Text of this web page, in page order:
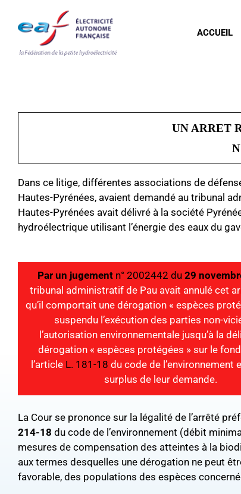
ACCUEIL
UN ARRET
Dans ce litige, différentes associations de
Hautes-Pyrénées, avaient demandé au tribunal
Hautes-Pyrénées avait délivré à la société
hydroélectrique utilisant l’énergie des eaux du
Par un jugement n° 2002442 du 29
tribunal administratif de Pau avait annulé cet
qu’il comportait une dérogation « espèces
suspendu l’exécution des parties non-
l’autorisation environnementale jusqu’à la
dérogation « espèces protégées » sur le
l’article L. 181-18 du code de l’environnement
surplus de leur demande.
La Cour se prononce sur la légalité de l’arrêté
214-18 du code de l’environnement (débit
mesures de compensation des atteintes à la
aux termes desquelles une dérogation ne peut
favorable, des populations des espèces